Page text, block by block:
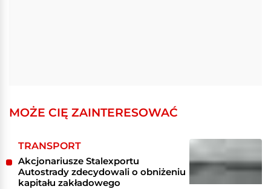
MOŻE CIĘ ZAINTERESOWAĆ
TRANSPORT
Akcjonariusze Stalexportu
Autostrady zdecydowali o obniżeniu
kapitału zakładowego